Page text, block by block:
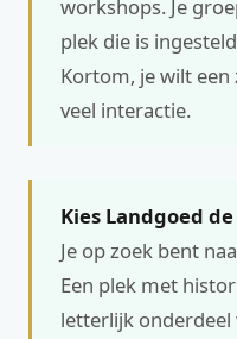
workshops. Je
plek die is
Kortom, je wilt
veel interactie.
Kies Landgoed
Je op zoek bent
Een plek met
letterlijk onderdeel